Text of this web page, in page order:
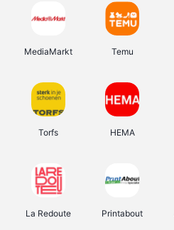
MediaMarkt Temu
Torfs HEMA
La Redoute Printabout